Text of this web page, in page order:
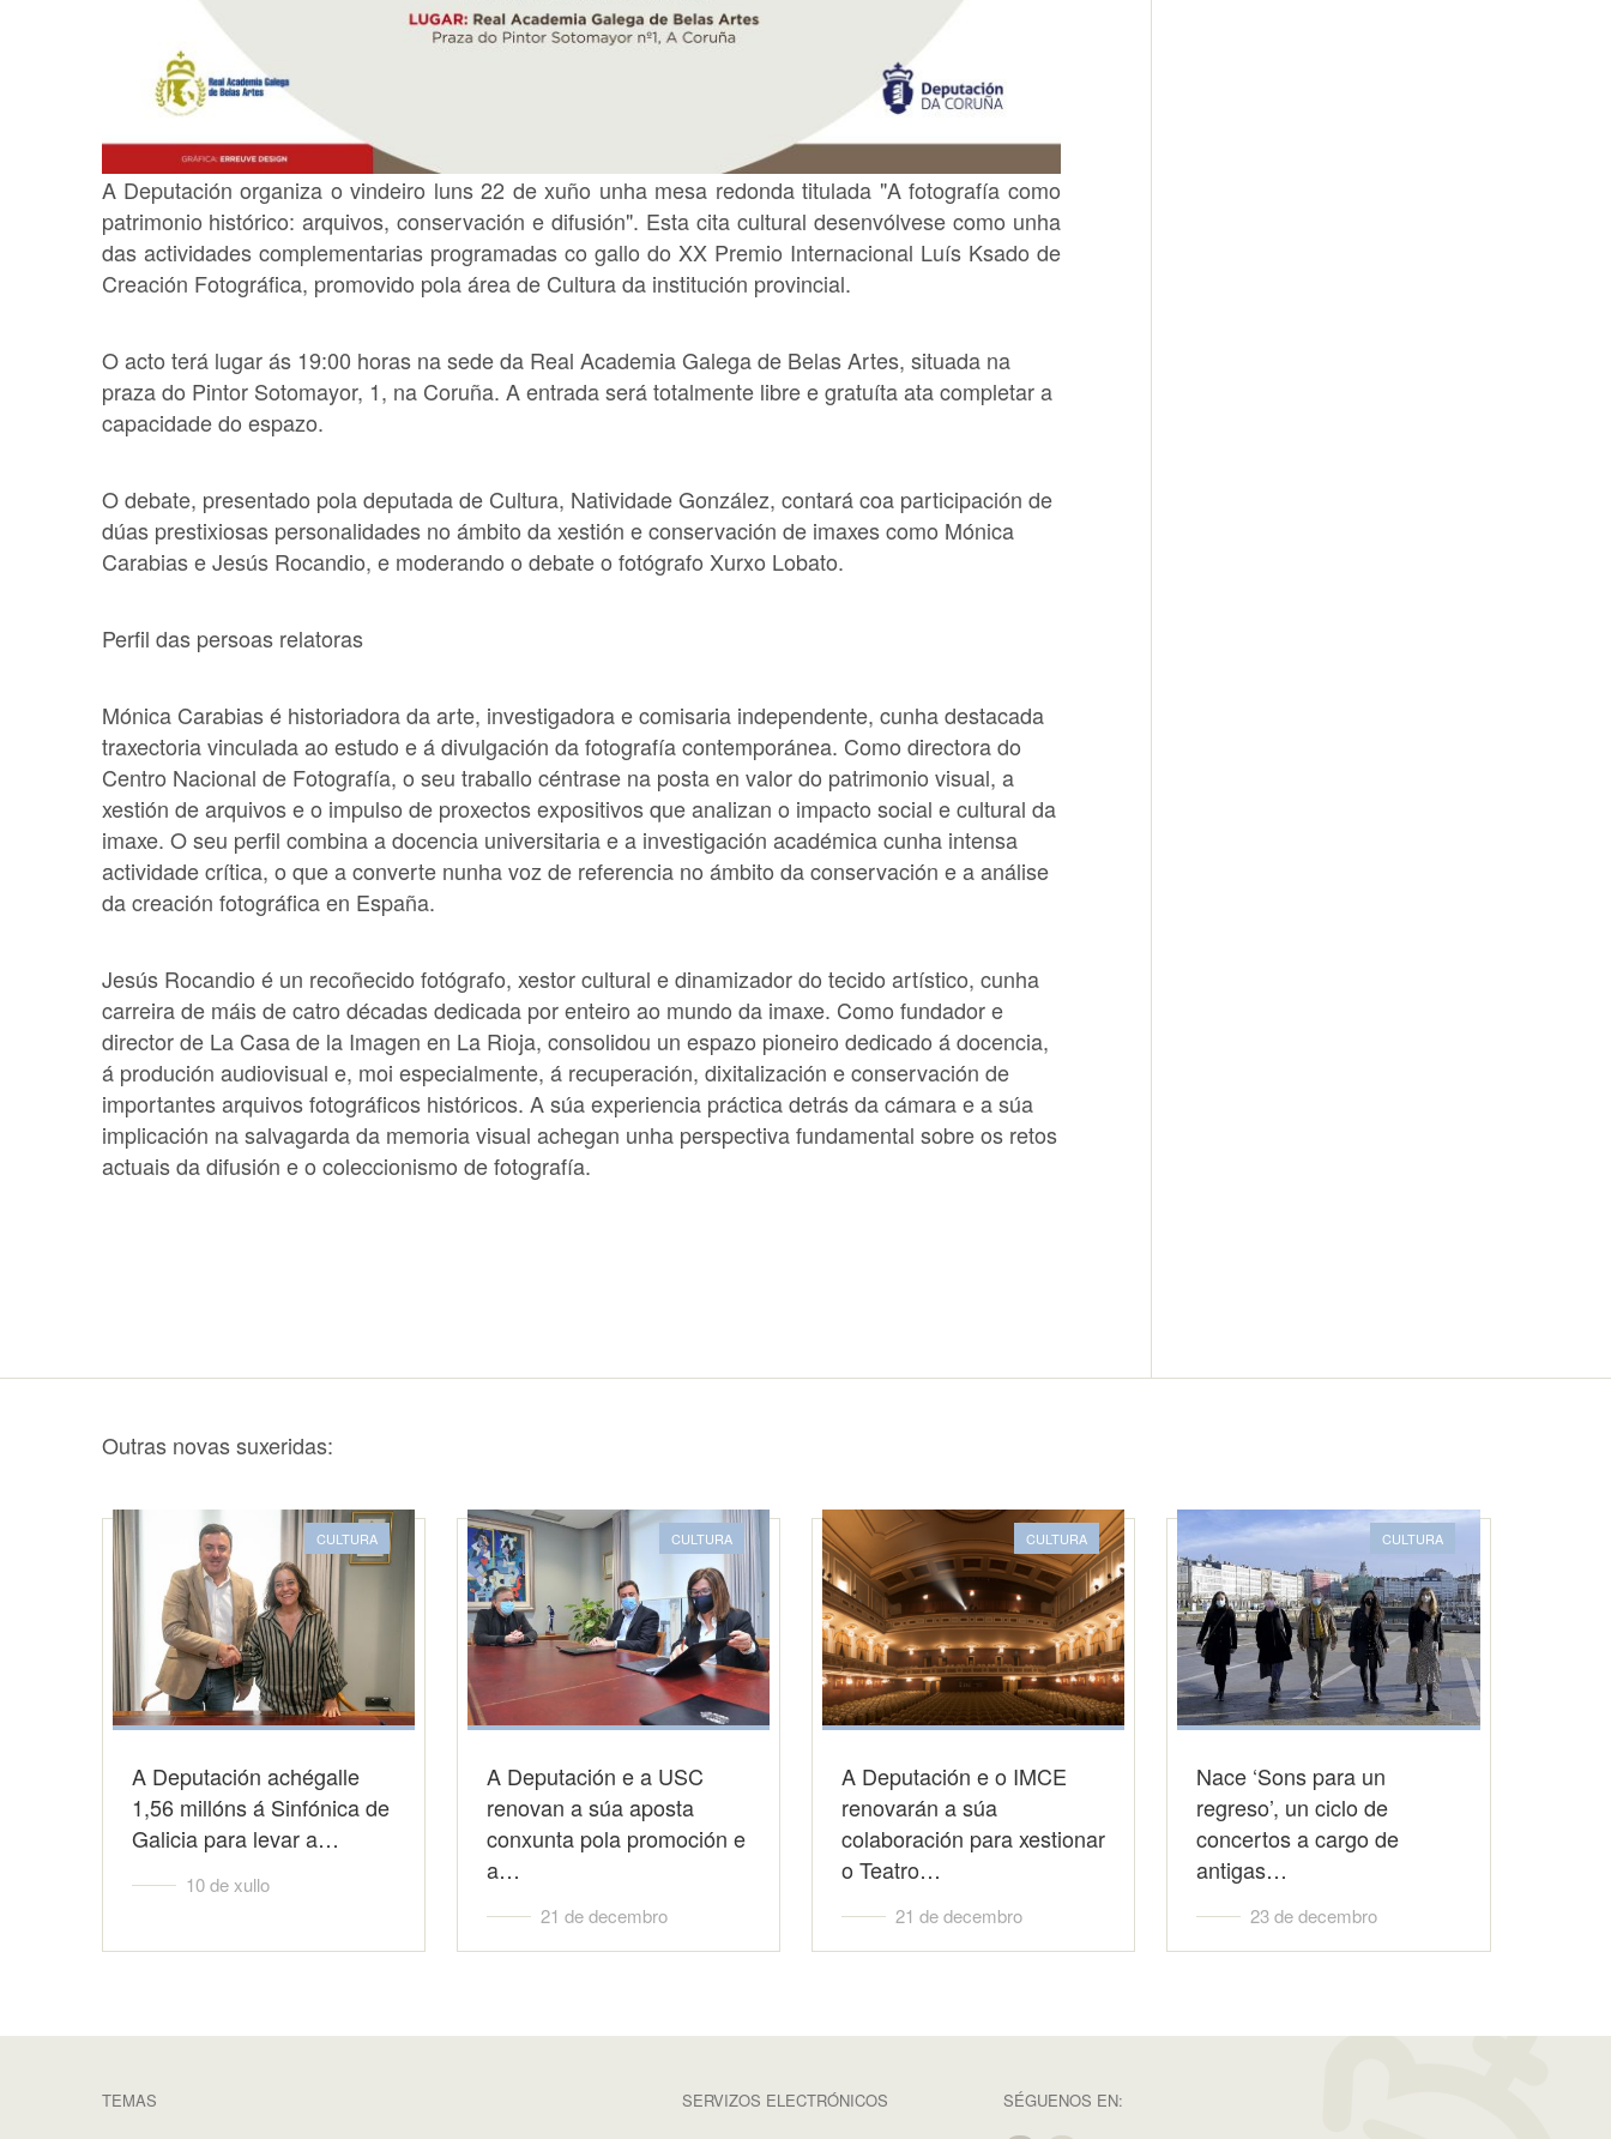
A Deputación organiza o vindeiro luns 22 de xuño unha mesa redonda titulada "A fotografía como
patrimonio histórico: arquivos, conservación e difusión". Esta cita cultural desenvólvese como unha
das actividades complementarias programadas co gallo do XX Premio Internacional Luís Ksado de
Creación Fotográfica, promovido pola área de Cultura da institución provincial.
O acto terá lugar ás 19:00 horas na sede da Real Academia Galega de Belas Artes, situada na
praza do Pintor Sotomayor, 1, na Coruña. A entrada será totalmente libre e gratuíta ata completar a
capacidade do espazo.
O debate, presentado pola deputada de Cultura, Natividade González, contará coa participación de
dúas prestixiosas personalidades no ámbito da xestión e conservación de imaxes como Mónica
Carabias e Jesús Rocandio, e moderando o debate o fotógrafo Xurxo Lobato.
Perfil das persoas relatoras
Mónica Carabias é historiadora da arte, investigadora e comisaria independente, cunha destacada
traxectoria vinculada ao estudo e á divulgación da fotografía contemporánea. Como directora do
Centro Nacional de Fotografía, o seu traballo céntrase na posta en valor do patrimonio visual, a
xestión de arquivos e o impulso de proxectos expositivos que analizan o impacto social e cultural da
imaxe. O seu perfil combina a docencia universitaria e a investigación académica cunha intensa
actividade crítica, o que a converte nunha voz de referencia no ámbito da conservación e a análise
da creación fotográfica en España.
Jesús Rocandio é un recoñecido fotógrafo, xestor cultural e dinamizador do tecido artístico, cunha
carreira de máis de catro décadas dedicada por enteiro ao mundo da imaxe. Como fundador e
director de La Casa de la Imagen en La Rioja, consolidou un espazo pioneiro dedicado á docencia,
á produción audiovisual e, moi especialmente, á recuperación, dixitalización e conservación de
importantes arquivos fotográficos históricos. A súa experiencia práctica detrás da cámara e a súa
implicación na salvagarda da memoria visual achegan unha perspectiva fundamental sobre os retos
actuais da difusión e o coleccionismo de fotografía.
Outras novas suxeridas:
CULTURA
A Deputación achégalle
1,56 millóns á Sinfónica de
Galicia para levar a…
10 de xullo
CULTURA
A Deputación e a USC
renovan a súa aposta
conxunta pola promoción e
a…
21 de decembro
CULTURA
A Deputación e o IMCE
renovarán a súa
colaboración para xestionar
o Teatro…
21 de decembro
CULTURA
Nace ‘Sons para un
regreso’, un ciclo de
concertos a cargo de
antigas…
23 de decembro
TEMAS SERVIZOS ELECTRÓNICOS SÉGUENOS EN: